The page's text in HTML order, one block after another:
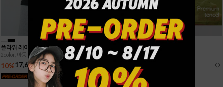
플라워 레이스 홀터넥 뷔스티에
2color, 아동 11~19호
10%17,640원19,600원
베이직 텐셀 슬리브
3color, 아동 11~19호
10% 14,490원